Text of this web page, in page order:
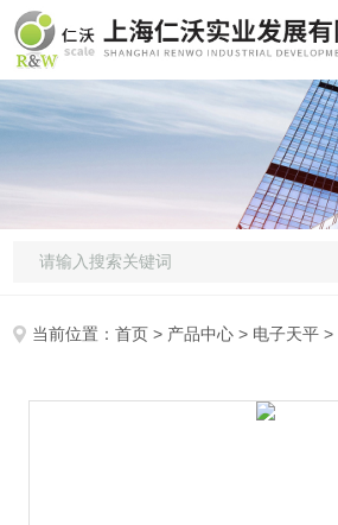
当前位置：首页 > 产品中心 > 电子天平 >